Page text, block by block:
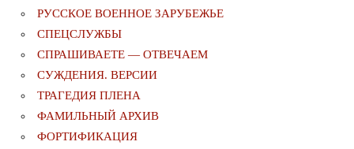
РУССКОЕ ВОЕННОЕ ЗАРУБЕЖЬЕ
СПЕЦСЛУЖБЫ
СПРАШИВАЕТЕ — ОТВЕЧАЕМ
СУЖДЕНИЯ. ВЕРСИИ
ТРАГЕДИЯ ПЛЕНА
ФАМИЛЬНЫЙ АРХИВ
ФОРТИФИКАЦИЯ